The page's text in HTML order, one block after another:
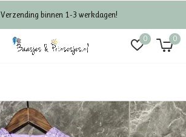
0 0
Verzending binnen 1-3 werkdagen!